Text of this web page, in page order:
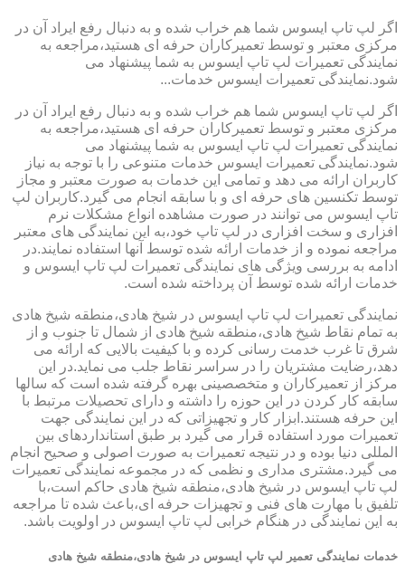
اگر لپ تاپ ایسوس شما هم خراب شده و به دنبال رفع ایراد آن در
مرکزی معتبر و توسط تعمیرکاران حرفه ای هستید،مراجعه به
نمایندگی تعمیرات لپ تاپ ایسوس به شما پیشنهاد می
شود.نمایندگی تعمیرات ایسوس خدمات...
اگر لپ تاپ ایسوس شما هم خراب شده و به دنبال رفع ایراد آن در
مرکزی معتبر و توسط تعمیرکاران حرفه ای هستید،مراجعه به
نمایندگی تعمیرات لپ تاپ ایسوس به شما پیشنهاد می
شود.نمایندگی تعمیرات ایسوس خدمات متنوعی را با توجه به نیاز
کاربران ارائه می دهد و تمامی این خدمات به صورت معتبر و مجاز
توسط تکنسین های حرفه ای و با سابقه انجام می گیرد.کاربران لپ
تاپ ایسوس می توانند در صورت مشاهده انواع مشکلات نرم
افزاری و سخت افزاری در لپ تاپ خود،به این نمایندگی های معتبر
مراجعه نموده و از خدمات ارائه شده توسط آنها استفاده نمایند.در
ادامه به بررسی ویژگی های نمایندگی تعمیرات لپ تاپ ایسوس و
خدمات ارائه شده توسط آن پرداخته شده است.
نمایندگی تعمیرات لپ تاپ ایسوس در شیخ هادی،منطقه شیخ هادی
به تمام نقاط شیخ هادی،منطقه شیخ هادی از شمال تا جنوب و از
شرق تا غرب خدمت رسانی کرده و با کیفیت بالایی که ارائه می
دهد،رضایت مشتریان را در سراسر نقاط جلب می نماید.در این
مرکز از تعمیرکاران و متخصصینی بهره گرفته شده است که سالها
سابقه کار کردن در این حوزه را داشته و دارای تحصیلات مرتبط با
این حرفه هستند.ابزار کار و تجهیزاتی که در این نمایندگی جهت
تعمیرات مورد استفاده قرار می گیرد بر طبق استانداردهای بین
المللی دنیا بوده و در نتیجه تعمیرات به صورت اصولی و صحیح انجام
می گیرد.مشتری مداری و نظمی که در مجموعه نمایندگی تعمیرات
لپ تاپ ایسوس در شیخ هادی،منطقه شیخ هادی حاکم است،با
تلفیق با مهارت های فنی و تجهیزات حرفه ای،باعث شده تا مراجعه
به این نمایندگی در هنگام خرابی لپ تاپ ایسوس در اولویت باشد.
خدمات نمایندگی تعمیر لپ تاپ ایسوس در شیخ هادی،منطقه شیخ هادی